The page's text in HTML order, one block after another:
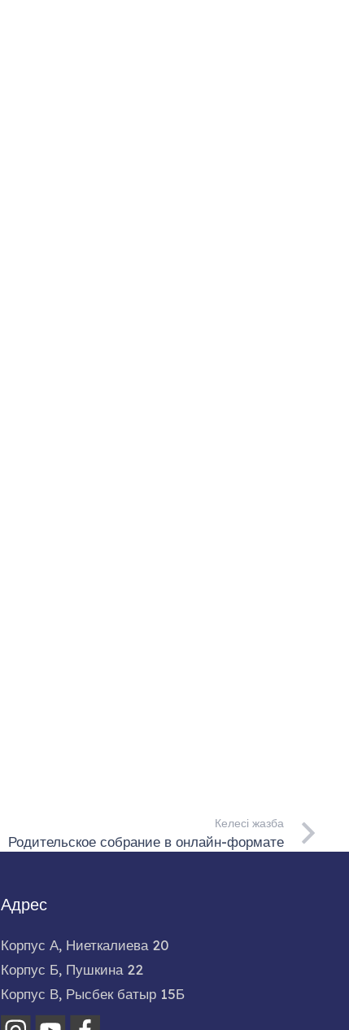
Келесі жазба
Родительское собрание в онлайн-формате
Адрес
Корпус А, Ниеткалиева 20
Корпус Б, Пушкина 22
Корпус В, Рысбек батыр 15Б